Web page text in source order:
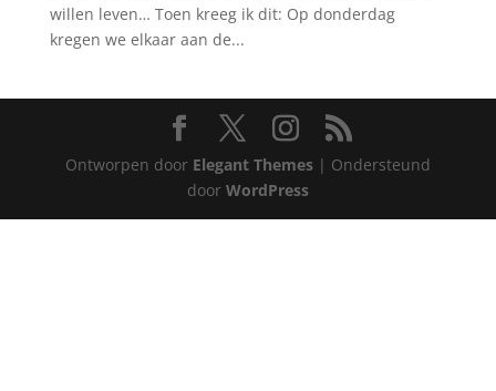
willen leven… Toen kreeg ik dit: Op donderdag
kregen we elkaar aan de...
Ontworpen door Elegant Themes| Ondersteund
door WordPress